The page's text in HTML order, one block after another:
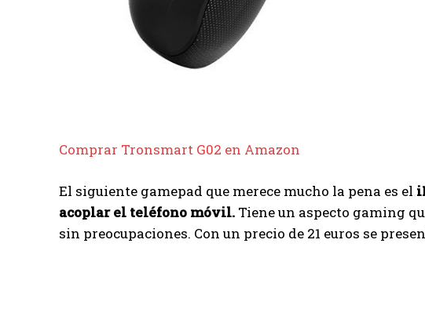
Comprar Tronsmart G02 en Amazon
El siguiente gamepad que merece mucho la pena es el
acoplar el teléfono móvil. Tiene un aspecto gaming
sin preocupaciones. Con un precio de 21 euros se